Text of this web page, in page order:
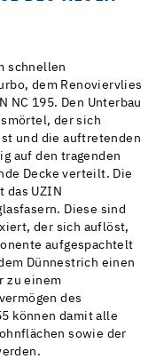
schnellen
dem Renoviervlies
NC 195. Den Unterbau
der sich
und die auftretenden
auf den tragenden
Decke verteilt. Die
das UZIN
Diese sind
der sich auflöst,
aufgespachtelt
Dünnestrich einen
zu einem
des
können damit alle
sowie der